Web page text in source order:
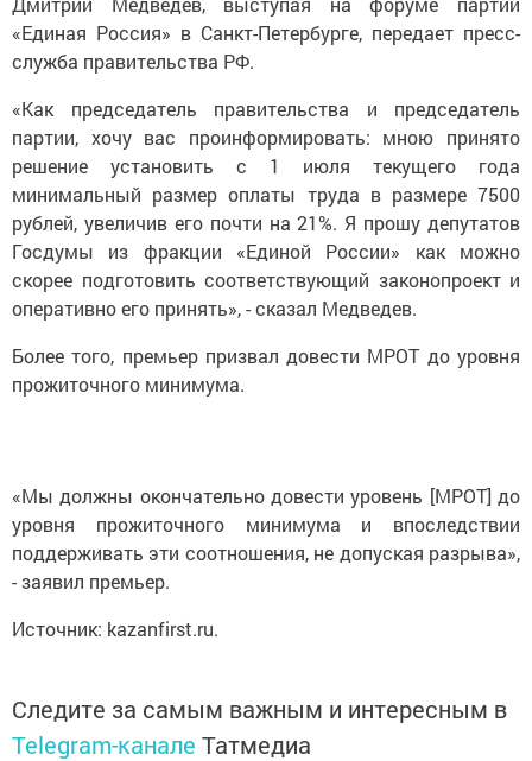
«Единая Россия» в Санкт-Петербурге, передает пресс-
служба правительства РФ.
«Как председатель правительства и председатель
партии, хочу вас проинформировать: мною принято
решение установить с 1 июля текущего года
минимальный размер оплаты труда в размере 7500
рублей, увеличив его почти на 21%. Я прошу депутатов
Госдумы из фракции «Единой России» как можно
скорее подготовить соответствующий законопроект и
оперативно его принять», - сказал Медведев.
Более того, премьер призвал довести МРОТ до уровня
прожиточного минимума.
«Мы должны окончательно довести уровень [МРОТ] до
уровня прожиточного минимума и впоследствии
поддерживать эти соотношения, не допуская разрыва»,
- заявил премьер.
Источник: kazanfirst.ru.
Следите за самым важным и интересным в
Telegram-канале Татмедиа